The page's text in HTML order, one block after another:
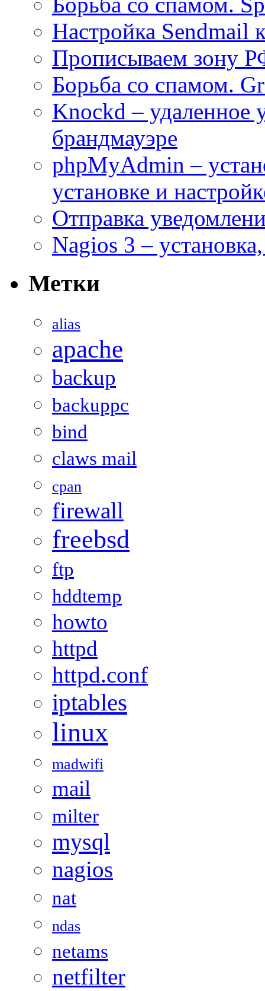
Настройка Sendmail
Прописываем зону
Борьба со спамом.
Knockd – удаленное
брандмауэре
phpMyAdmin –
установке и
Отправка
Nagios 3 –
Метки
alias
apache
backup
backuppc
bind
claws mail
cpan
firewall
freebsd
ftp
hddtemp
howto
httpd
httpd.conf
iptables
linux
madwifi
mail
milter
mysql
nagios
nat
ndas
netams
netfilter